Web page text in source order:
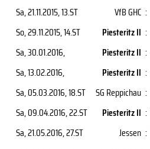
Sa, 21.11.2015, 13.ST VfB GHC :
So, 29.11.2015, 14.ST Piesteritz II :
Sa, 30.01.2016, Piesteritz II :
Sa, 13.02.2016, Piesteritz II :
Sa, 05.03.2016, 18.ST SG Reppichau :
Sa, 09.04.2016, 22.ST Piesteritz II :
Sa, 21.05.2016, 27.ST Jessen :